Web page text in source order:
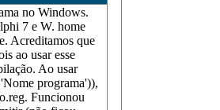
no Windows.
7 e W. home
Acreditamos que
ao usar esse
Ao usar
programa')),
Funcionou